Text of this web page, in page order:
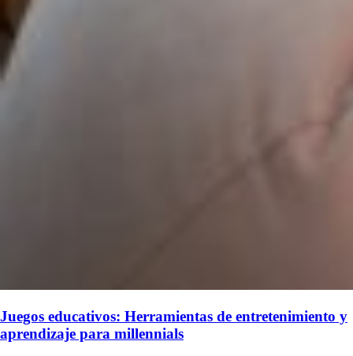
Juegos educativos: Herramientas de entretenimiento y
aprendizaje para millennials